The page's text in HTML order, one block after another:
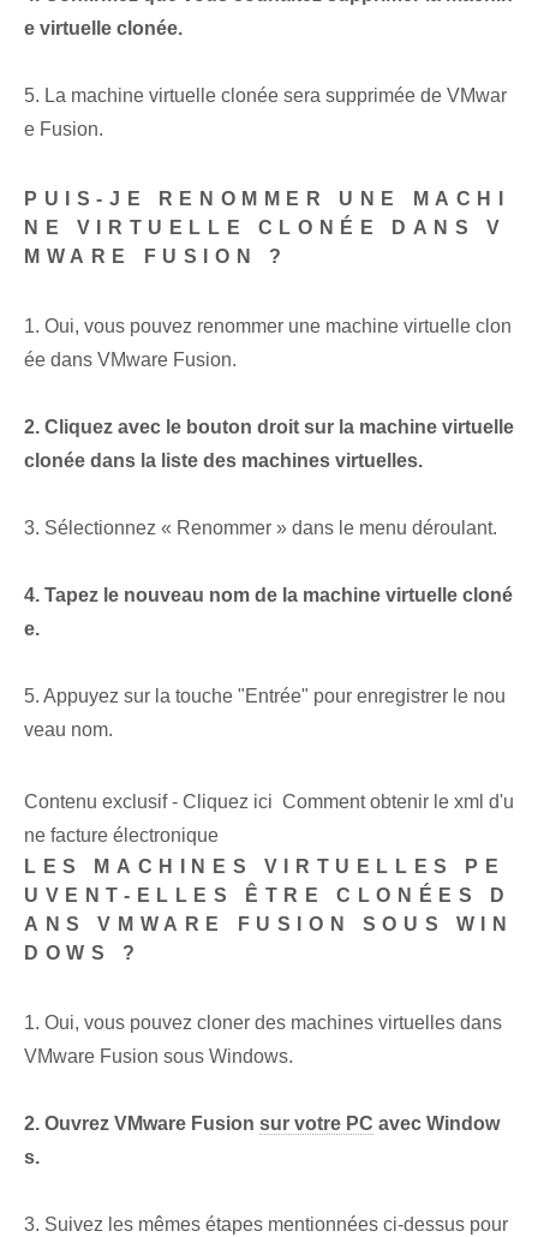
e virtuelle clonée.
5. La machine virtuelle clonée sera supprimée de VMwar
e Fusion.
PUIS-JE RENOMMER UNE MACHI
NE VIRTUELLE CLONÉE DANS V
MWARE FUSION ?
1. Oui, vous pouvez renommer une machine virtuelle clon
ée dans VMware Fusion.
2. Cliquez avec le bouton droit sur la machine virtuelle
clonée dans la liste des machines virtuelles.
3. Sélectionnez « Renommer » dans le menu déroulant.
4. Tapez le nouveau nom de la machine virtuelle cloné
e.
5. Appuyez sur la touche "Entrée" pour enregistrer le nou
veau nom.
Contenu exclusif - Cliquez ici Comment obtenir le xml d'u
ne facture électronique
LES MACHINES VIRTUELLES PE
UVENT-ELLES ÊTRE CLONÉES D
ANS VMWARE FUSION SOUS WIN
DOWS ?
1. Oui, vous pouvez cloner des machines virtuelles dans
VMware Fusion sous Windows.
2. Ouvrez VMware Fusion sur votre PC avec Window
s.
3. Suivez les mêmes étapes mentionnées ci-dessus pour